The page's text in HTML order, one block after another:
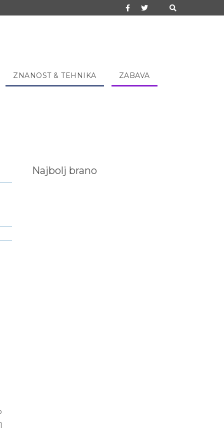
ZNANOST & TEHNIKA ZABAVA
Najbolj brano